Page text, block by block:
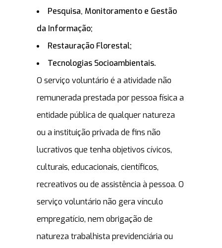
Pesquisa, Monitoramento e Gestão
da Informação;
Restauração Florestal;
Tecnologias Socioambientais.
O serviço voluntário é a atividade não
remunerada prestada por pessoa física a
entidade pública de qualquer natureza
ou a instituição privada de fins não
lucrativos que tenha objetivos cívicos,
culturais, educacionais, científicos,
recreativos ou de assistência à pessoa. O
serviço voluntário não gera vínculo
empregatício, nem obrigação de
natureza trabalhista previdenciária ou